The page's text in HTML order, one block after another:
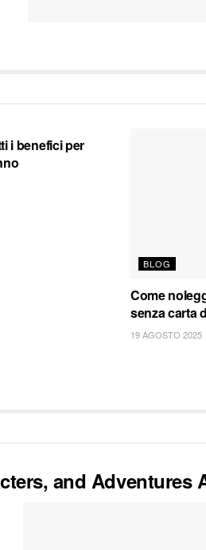
i benefici per
BLOG
Come
senza carta
19 AGOSTO 2025
and Adventures